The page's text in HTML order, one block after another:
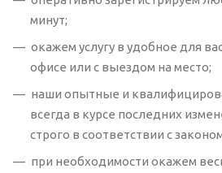
минут;
окажем услугу в удобное для
офисе или с выездом на место;
наши опытные и
всегда в курсе последних
строго в соответствии с
при необходимости окажем